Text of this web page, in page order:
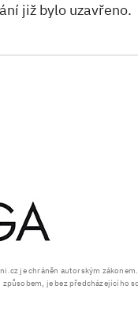
již bylo uzavřeno.
je chráněn autorským
je bez předcházejícího